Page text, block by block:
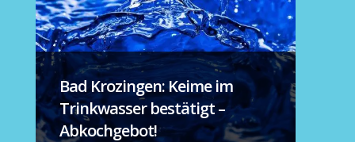
Bad Krozingen: Keime im
Trinkwasser bestätigt –
Abkochgebot!